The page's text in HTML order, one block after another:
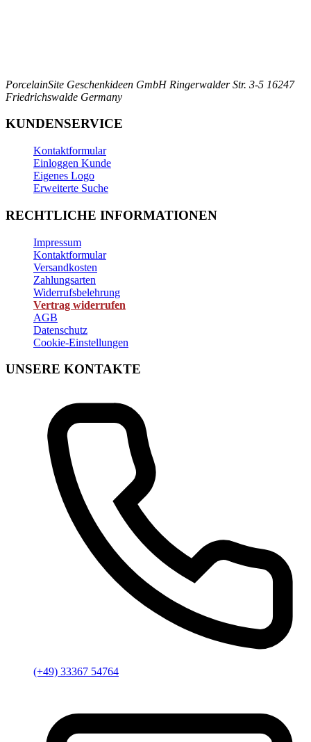
PorcelainSite Geschenkideen GmbH Ringerwalder Str. 3-5 16247
Friedrichswalde Germany
KUNDENSERVICE
Kontaktformular
Einloggen Kunde
Eigenes Logo
Erweiterte Suche
RECHTLICHE INFORMATIONEN
Impressum
Kontaktformular
Versandkosten
Zahlungsarten
Widerrufsbelehrung
Vertrag widerrufen
AGB
Datenschutz
Cookie-Einstellungen
UNSERE KONTAKTE
(+49) 33367 54764